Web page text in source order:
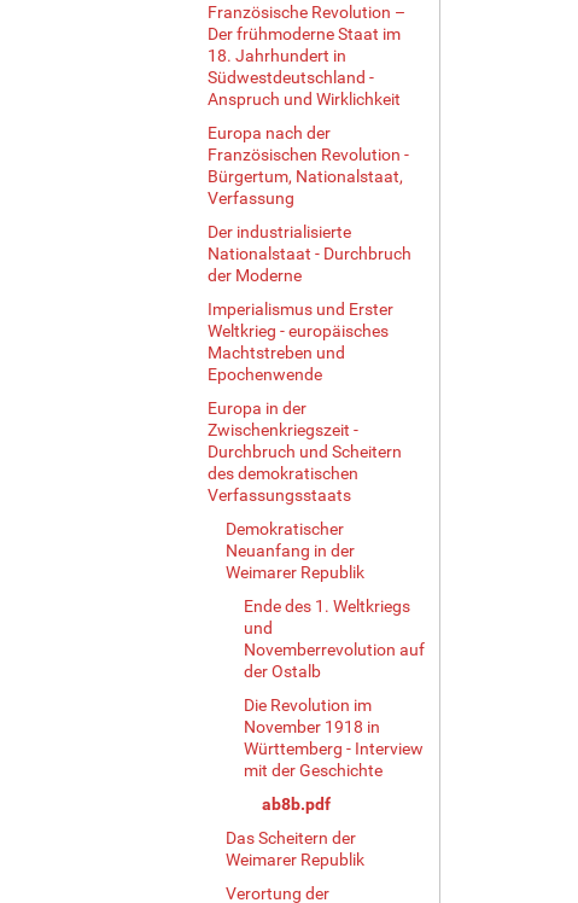
Französische Revolution –
Der frühmoderne Staat im
18. Jahrhundert in
Südwestdeutschland -
Anspruch und Wirklichkeit
Europa nach der
Französischen Revolution -
Bürgertum, Nationalstaat,
Verfassung
Der industrialisierte
Nationalstaat - Durchbruch
der Moderne
Imperialismus und Erster
Weltkrieg - europäisches
Machtstreben und
Epochenwende
Europa in der
Zwischenkriegszeit -
Durchbruch und Scheitern
des demokratischen
Verfassungsstaats
Demokratischer
Neuanfang in der
Weimarer Republik
Ende des 1. Weltkriegs
und
Novemberrevolution auf
der Ostalb
Die Revolution im
November 1918 in
Württemberg - Interview
mit der Geschichte
ab8b.pdf
Das Scheitern der
Weimarer Republik
Verortung der